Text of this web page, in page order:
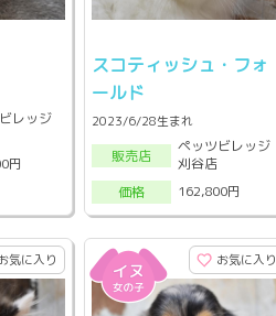
レッジ
円
スコティッシュ・フォ
ールド
2023/6/28生まれ
販売店
ペッツビレッジ
刈谷店
価格
162,800円
気に入り お気に入り